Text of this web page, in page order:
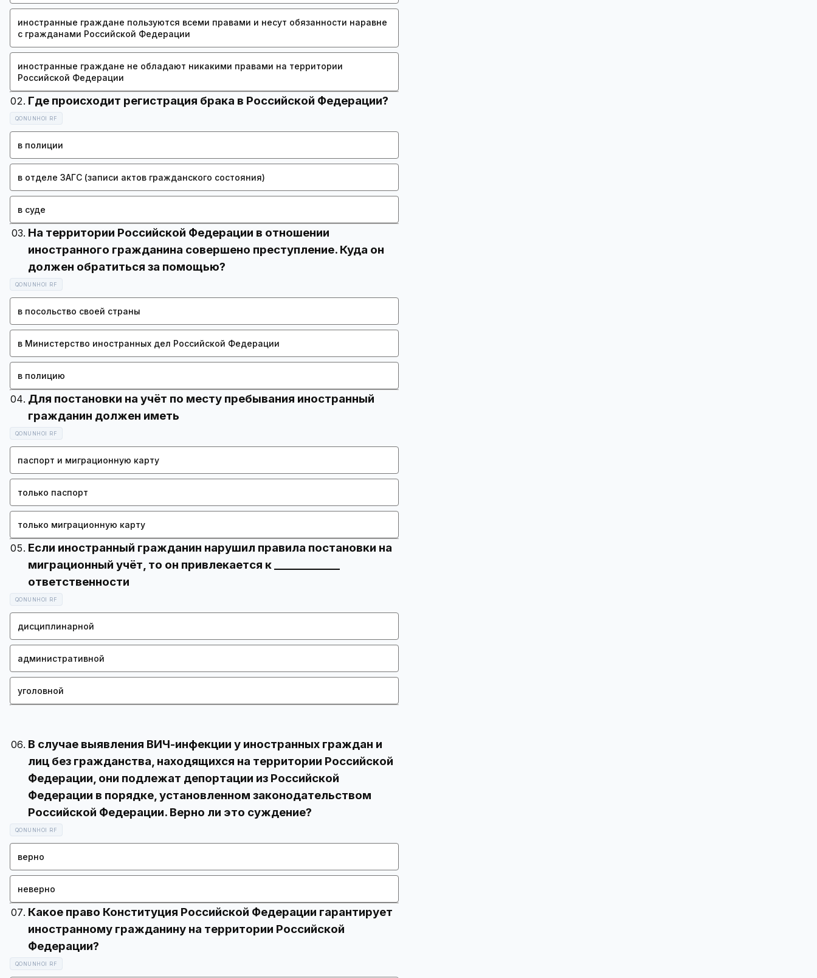
иностранные граждане пользуются всеми правами и несут обязанности наравне
с гражданами Российской Федерации
иностранные граждане не обладают никакими правами на территории
Российской Федерации
QONUNHOI RF
в полиции
в отделе ЗАГС (записи актов гражданского состояния)
в суде
На территории Российской Федерации в отношении
иностранного гражданина совершено преступление. Куда он
QONUNHOI RF
в посольство своей страны
в Министерство иностранных дел Российской Федерации
в полицию
Для постановки на учёт по месту пребывания иностранный
QONUNHOI RF
паспорт и миграционную карту
только паспорт
только миграционную карту
Если иностранный гражданин нарушил правила постановки на
миграционный учёт, то он привлекается к ____________
QONUNHOI RF
дисциплинарной
административной
уголовной
В случае выявления ВИЧ-инфекции у иностранных граждан и
лиц без гражданства, находящихся на территории Российской
Федерации, они подлежат депортации из Российской
Федерации в порядке, установленном законодательством
QONUNHOI RF
верно
неверно
Какое право Конституция Российской Федерации гарантирует
иностранному гражданину на территории Российской
QONUNHOI RF